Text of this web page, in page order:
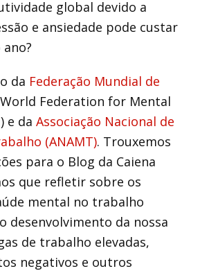
global devido a
e ansiedade pode custar
da Federação Mundial de
Federation for Mental
e daAssociação Nacional de
(ANAMT). Trouxemos
para o Blog da Caiena
que refletir sobre os
mental no trabalho
desenvolvimento da nossa
de trabalho elevadas,
negativos e outros